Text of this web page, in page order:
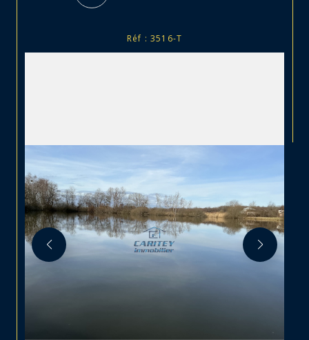
Réf : 3516-T